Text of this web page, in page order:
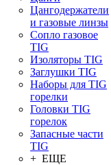
Цангодержатели
и газовые линзы
Сопло газовое
TIG
Изоляторы TIG
Заглушки TIG
Наборы для TIG
горелки
Головки TIG
горелок
Запасные части
TIG
+ ЕЩЕ